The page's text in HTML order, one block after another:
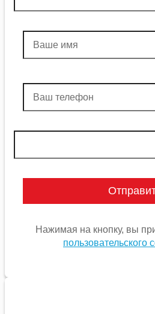
Нажимая на кнопку, вы
пользовательского